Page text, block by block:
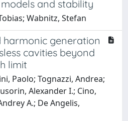
and stability
Wabnitz, Stefan
harmonic generation
cavities beyond
limit
Paolo; Tognazzi, Andrea;
Alexander I.; Cino,
A.; De Angelis,